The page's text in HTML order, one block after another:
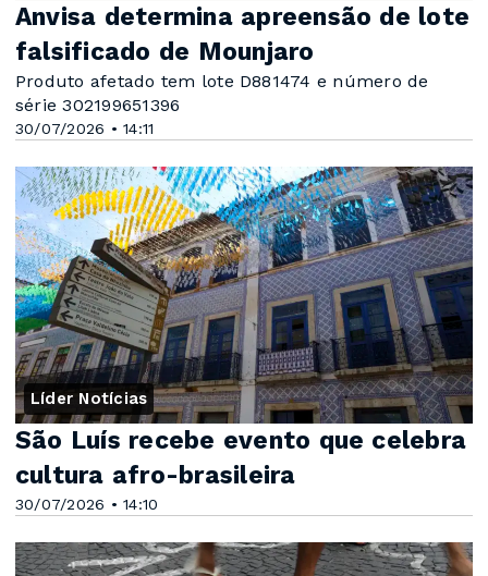
30/07/2026 • 14:11
Anvisa determina apreensão de lote
falsificado de Mounjaro
Produto afetado tem lote D881474 e número de
série 302199651396
Líder Notícias
30/07/2026 • 14:10
São Luís recebe evento que celebra
cultura afro-brasileira